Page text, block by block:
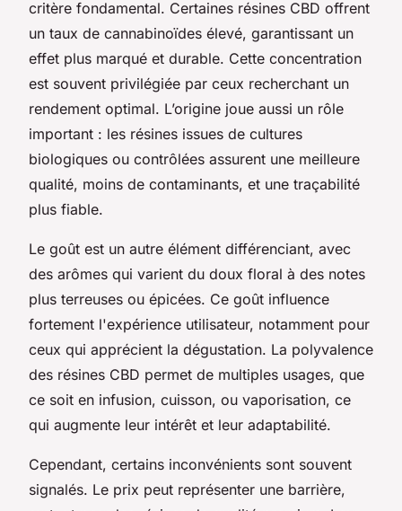
critère fondamental. Certaines résines CBD offrent
un taux de cannabinoïdes élevé, garantissant un
effet plus marqué et durable. Cette concentration
est souvent privilégiée par ceux recherchant un
rendement optimal. L’origine joue aussi un rôle
important : les résines issues de cultures
biologiques ou contrôlées assurent une meilleure
qualité, moins de contaminants, et une traçabilité
plus fiable.
Le goût est un autre élément différenciant, avec
des arômes qui varient du doux floral à des notes
plus terreuses ou épicées. Ce goût influence
fortement l'expérience utilisateur, notamment pour
ceux qui apprécient la dégustation. La polyvalence
des résines CBD permet de multiples usages, que
ce soit en infusion, cuisson, ou vaporisation, ce
qui augmente leur intérêt et leur adaptabilité.
Cependant, certains inconvénients sont souvent
signalés. Le prix peut représenter une barrière,